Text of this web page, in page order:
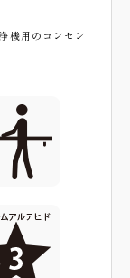
機用のコンセン